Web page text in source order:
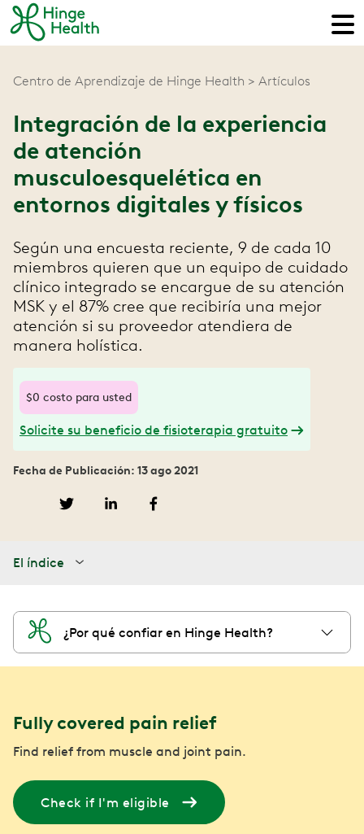
Centro de Aprendizaje de Hinge Health Artículos
Integración de la experiencia
de atención
musculoesquelética en
entornos digitales y físicos
Según una encuesta reciente, 9 de cada 10
miembros quieren que un equipo de cuidado
clínico integrado se encargue de su atención
MSK y el 87% cree que recibiría una mejor
atención si su proveedor atendiera de
manera holística.
$0 costo para usted
Solicite su beneficio de fisioterapia gratuito
Fecha de Publicación: 13 ago 2021
El índice
¿Por qué confiar en Hinge Health?
Fully covered pain relief
Find relief from muscle and joint pain.
Check if I'm eligible